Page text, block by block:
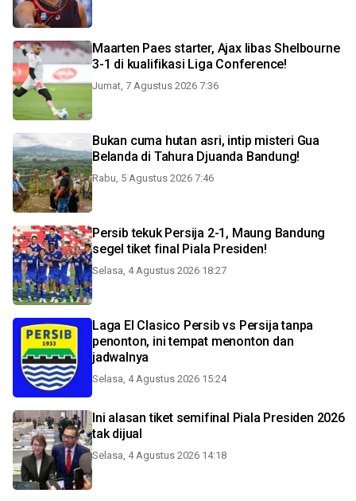
Maarten Paes starter, Ajax libas Shelbourne
3-1 di kualifikasi Liga Conference!
Jumat, 7 Agustus 2026 7:36
Bukan cuma hutan asri, intip misteri Gua
Belanda di Tahura Djuanda Bandung!
Rabu, 5 Agustus 2026 7:46
Persib tekuk Persija 2-1, Maung Bandung
segel tiket final Piala Presiden!
Selasa, 4 Agustus 2026 18:27
Laga El Clasico Persib vs Persija tanpa
penonton, ini tempat menonton dan
jadwalnya
Selasa, 4 Agustus 2026 15:24
Ini alasan tiket semifinal Piala Presiden 2026
tak dijual
Selasa, 4 Agustus 2026 14:18